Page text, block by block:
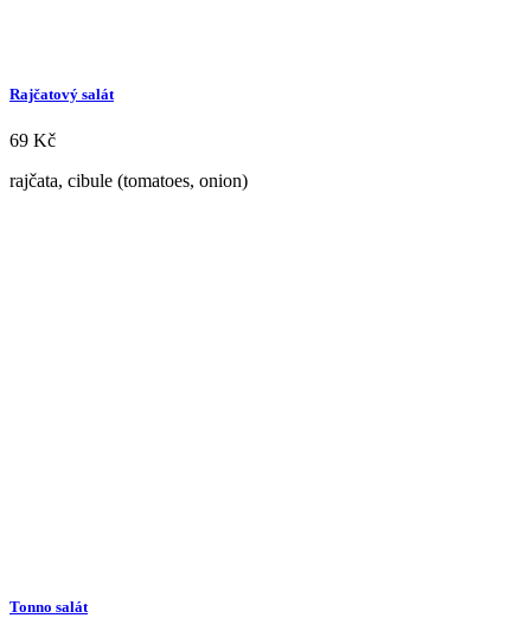
Rajčatový salát
69 Kč
rajčata, cibule (tomatoes, onion)
Tonno salát